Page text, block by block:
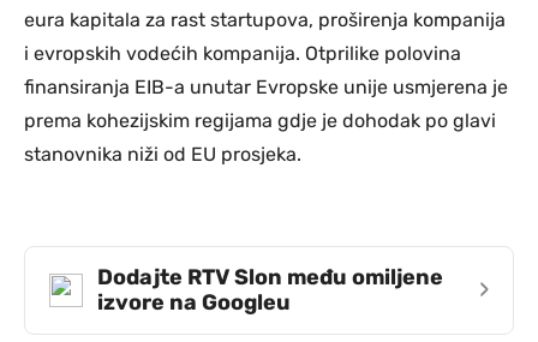
eura kapitala za rast startupova, proširenja kompanija
i evropskih vodećih kompanija. Otprilike polovina
finansiranja EIB-a unutar Evropske unije usmjerena je
prema kohezijskim regijama gdje je dohodak po glavi
stanovnika niži od EU prosjeka.
Dodajte RTV Slon među omiljene
izvore na Googleu
›